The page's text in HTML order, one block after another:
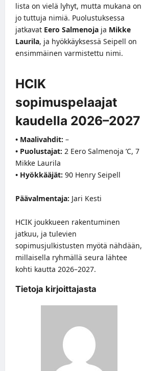
lista on vielä lyhyt, mutta mukana on
jo tuttuja nimiä. Puolustuksessa
jatkavat Eero Salmenoja ja Mikke
Laurila, ja hyökkäyksessä Seipell on
ensimmäinen varmistettu nimi.
HCIK
sopimuspelaajat
kaudella 2026–2027
• Maalivahdit: –
• Puolustajat: 2 Eero Salmenoja ’C, 7
Mikke Laurila
• Hyökkääjät: 90 Henry Seipell
Päävalmentaja: Jari Kesti
HCIK joukkueen rakentuminen
jatkuu, ja tulevien
sopimusjulkistusten myötä nähdään,
millaisella ryhmällä seura lähtee
kohti kautta 2026–2027.
Tietoja kirjoittajasta